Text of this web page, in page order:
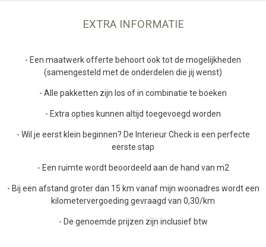
EXTRA INFORMATIE
- Een maatwerk offerte behoort ook tot de mogelijkheden
(samengesteld met de onderdelen die jij wenst)
- Alle pakketten zijn los of in combinatie te boeken
- Extra opties kunnen altijd toegevoegd worden
- Wil je eerst klein beginnen? De Interieur Check is een perfecte
eerste stap
- Een ruimte wordt beoordeeld aan de hand van m2
- Bij een afstand groter dan 15 km vanaf mijn woonadres wordt een
kilometervergoeding gevraagd van 0,30/km
- De genoemde prijzen zijn inclusief btw